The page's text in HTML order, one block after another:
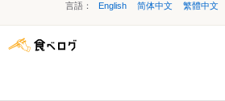
言語： English 简体中文 繁體中文